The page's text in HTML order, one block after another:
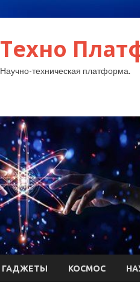
Техно
Научно-техническая платформа.
ГАДЖЕТЫ КОСМОС